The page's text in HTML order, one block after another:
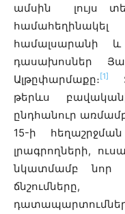
ամսին լույս
համալսարանի
դասախոսներ
Ալթըփարմաքը։ [1]
թերևս
ընդհանուր
15-ի
լրագրողների,
նկատմամբ նոր